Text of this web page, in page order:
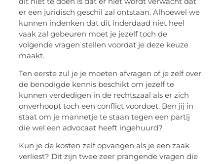
er een juridisch geschil zal ontstaan. Alhoewel we
kunnen indenken dat dit inderdaad niet heel
vaak zal gebeuren moet je jezelf toch de
volgende vragen stellen voordat je deze keuze
maakt.
Ten eerste zul je je moeten afvragen of je zelf over
de benodigde kennis beschikt om jezelf te
kunnen verdedigen in de rechtszaal als er zich
onverhoopt toch een conflict voordoet. Ben jij in
staat om je mannetje te staan tegen een partij
die wel een advocaat heeft ingehuurd?
Kun je de kosten zelf opvangen als je een zaak
verliest? Dit zijn twee zeer prangende vragen die